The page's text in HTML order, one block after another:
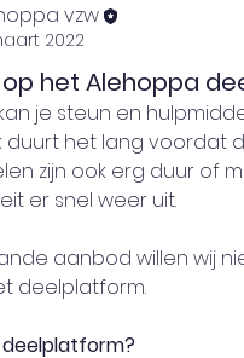
vzw
2022
het Alehoppa
je steun en
duurt het lang voordat
zijn ook erg duur of
er snel weer uit.
aanbod willen wij
deelplatform.